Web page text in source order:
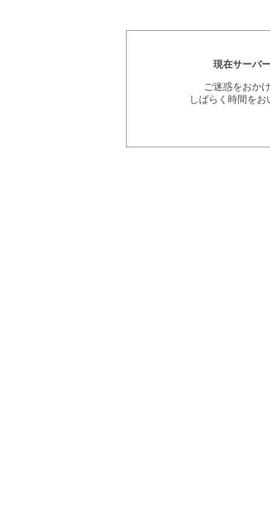
現在サーバ
ご迷惑をおか
しばらく時間を